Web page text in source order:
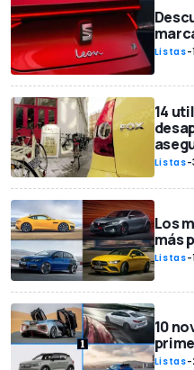
Listas-
14
Listas-
Los
más
Listas-
10
Listas-